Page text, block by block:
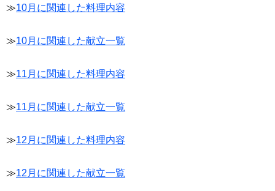
≫10月に関連した料理内容
≫10月に関連した献立一覧
≫11月に関連した料理内容
≫11月に関連した献立一覧
≫12月に関連した料理内容
≫12月に関連した献立一覧